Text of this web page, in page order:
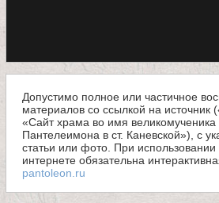
Допустимо полное или частичное
материалов со ссылкой на источник
«Сайт храма во имя великомученика
Пантелеимона в ст. Каневской»), с
статьи или фото. При
интернете обязательна
pantoleon.ru